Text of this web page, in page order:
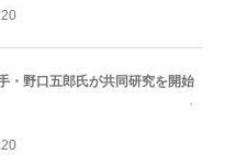
・野口五郎氏が共同研究を開始